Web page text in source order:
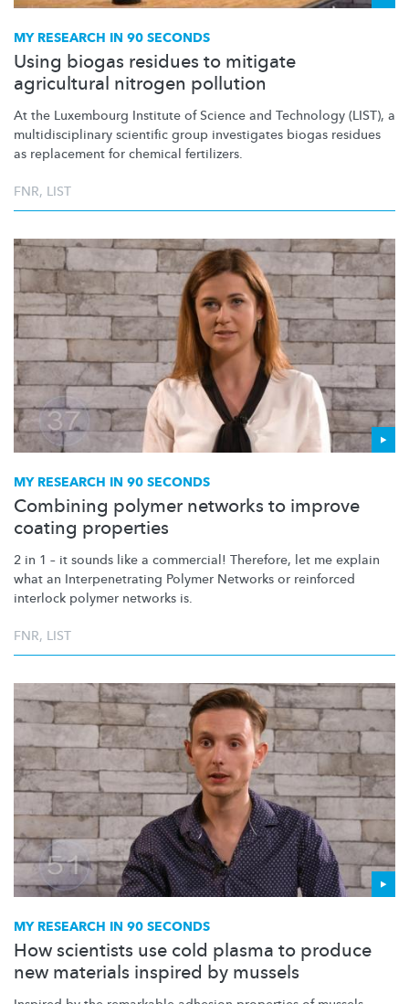
MY RESEARCH IN 90 SECONDS
Using biogas residues to mitigate
agricultural nitrogen pollution
At the Luxembourg Institute of Science and Technology (LIST), a
multidisciplinary scientific group investigates biogas residues
as replacement for chemical fertilizers.
FNR, LIST
MY RESEARCH IN 90 SECONDS
Combining polymer networks to improve
coating properties
2 in 1 – it sounds like a commercial! Therefore, let me explain
what an Interpenetrating Polymer Networks or reinforced
interlock polymer networks is.
FNR, LIST
MY RESEARCH IN 90 SECONDS
How scientists use cold plasma to produce
new materials inspired by mussels